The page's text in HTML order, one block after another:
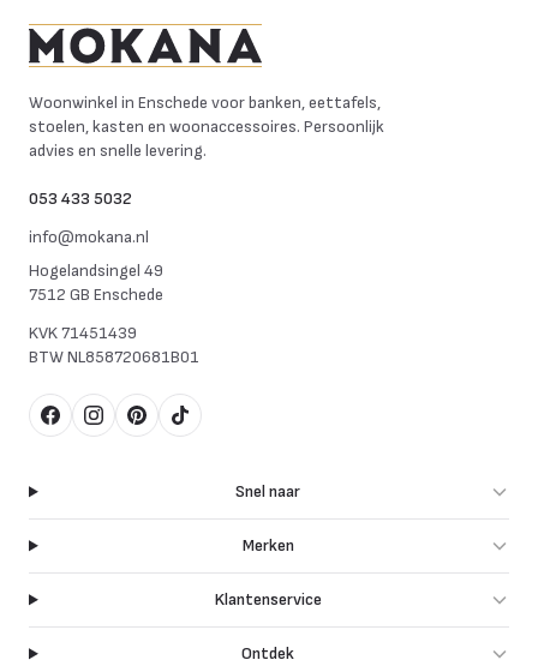
Woonwinkel in Enschede voor banken, eettafels,
stoelen, kasten en woonaccessoires. Persoonlijk
advies en snelle levering.
053 433 5032
info@mokana.nl
Hogelandsingel 49
7512 GB Enschede
KVK71451439
BTWNL858720681B01
FacebookInstagram
Pinterest
TikTok
Snel naar
Merken
Klantenservice
Ontdek